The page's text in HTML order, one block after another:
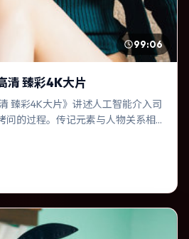
99:06
清 臻彩4K大片
臻彩4K大片》讲述人工智能介入司
问的过程。传记元素与人物关系相
对手戏尤为出彩。导演陈思诚善于
亦在韩国实地取景，增强真实质